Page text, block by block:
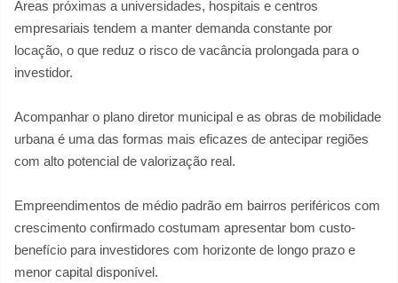
Áreas próximas a universidades, hospitais e centros
empresariais tendem a manter demanda constante por
locação, o que reduz o risco de vacância prolongada para o
investidor.
Acompanhar o plano diretor municipal e as obras de mobilidade
urbana é uma das formas mais eficazes de antecipar regiões
com alto potencial de valorização real.
Empreendimentos de médio padrão em bairros periféricos com
crescimento confirmado costumam apresentar bom custo-
benefício para investidores com horizonte de longo prazo e
menor capital disponível.